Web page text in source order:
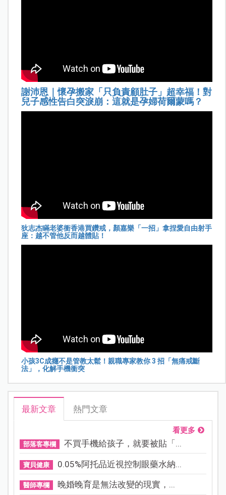
謝沛恩｜懷孕搬家「只負責顧肚子」超幸福！對
兒子感性告白突淚崩：這就是孕婦荷爾蒙嗎？
狄志杰瞞老婆衝香港買鑽戒，顏嘉樂「一招」拿捏愛自由射手
座：越不管他反而越體貼！
小孩3C成癮不是管教太鬆！親職專家教你 3 招「無痛戒斷
法」，化解手機衝突
最新文章 熱門文章
看更多
部落客專欄 不買手機給孩子，就要被貼「...
寶貝健康 0.05%阿托品近視控制眼藥水納...
醫師專欄 晚婚晚育是無法改變的現實，...